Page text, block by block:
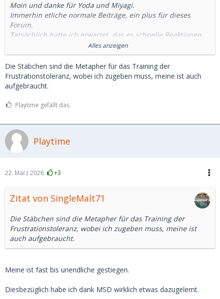
Moin und danke für Yoda und Miyagi.
Immerhin etliche normale Beiträge, ein plus für dieses
Forum.
Tatsächlich hatte ich erwartet, das es schnelle Reaktionen
gibt. Wenigstens ein "Kein Interesse".
Und ich habe schon ausschließlich regional kontaktiert.
An eingeflogenen SD habe ich kein Interesse.
Und: Ich bin der, um den es sich drehen sollte, nicht das SB.
Jedenfalls ist das meine Erwartungshaltung. Wenn ich
Wenn es nur um Geld und/oder Sex geht, bin ich eh raus,
Jedenfalls geh ich morgen erstmal zum Chinabuffet.
Stäbchen klauen....
Alles anzeigen
Die Stäbchen sind die Metapher für das Training der
Frustrationstoleranz, wobei ich zugeben muss, meine ist auch
aufgebraucht.
Playtime gefällt das.
Playtime
22. März 2026 +3
Zitat von SingleMalt71
Die Stäbchen sind die Metapher für das Training der
Frustrationstoleranz, wobei ich zugeben muss, meine ist
auch aufgebraucht.
Meine ist fast bis unendliche gestiegen.
Diesbezüglich habe ich dank MSD wirklich etwas dazugelernt.